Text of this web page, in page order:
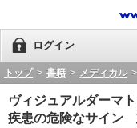
ログイン
トップ > 書籍 > メディカル >
ヴィジュアルダーマ
疾患の危険なサイン